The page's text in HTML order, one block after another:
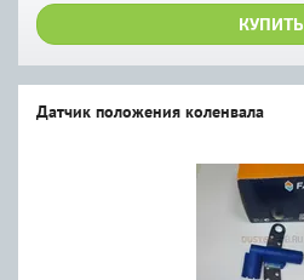
КУПИТЬ
Датчик положения коленвала